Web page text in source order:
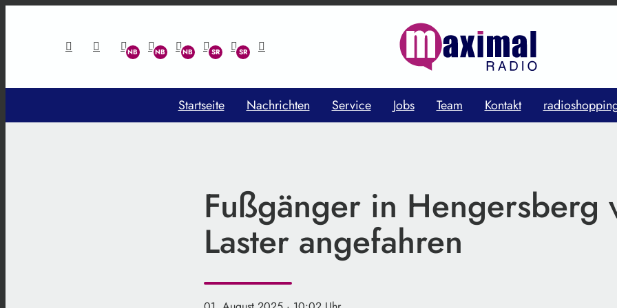
Startseite Nachrichten Service Jobs Team Kontakt
Fußgänger in Hengersberg
Laster angefahren